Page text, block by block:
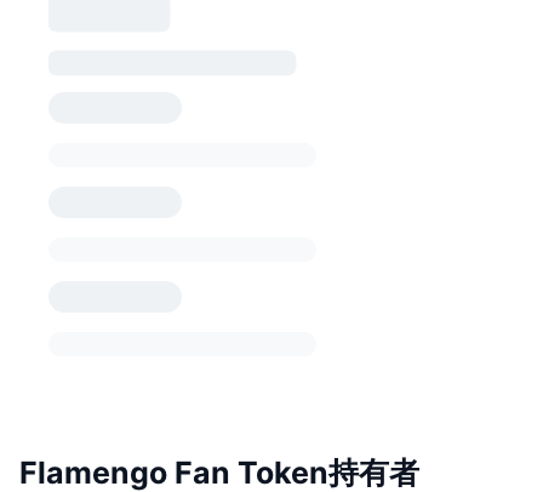
Flamengo Fan Token持有者